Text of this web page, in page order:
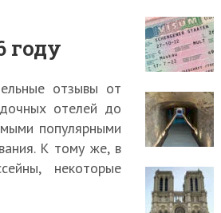
году
отзывы от
отелей до
популярными
К тому же, в
некоторые